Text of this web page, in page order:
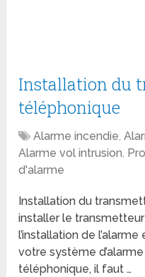
Installation du
téléphonique
Alarme incendie,
Alarme vol intrusion,
d'alarme
Installation du
installer le
l’installation de
votre système
téléphonique, il faut …